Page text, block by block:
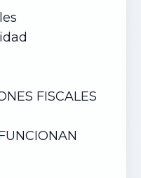
FISCALES